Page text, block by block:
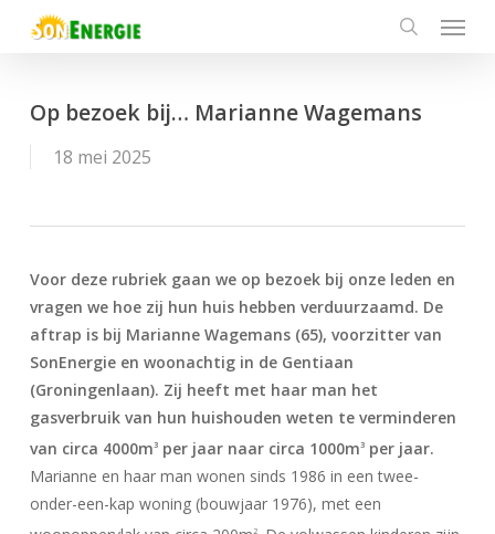
Menu
Op bezoek bij… Marianne Wagemans
18 mei 2025
Voor deze rubriek gaan we op bezoek bij onze leden en
vragen we hoe zij hun huis hebben verduurzaamd. De
aftrap is bij Marianne Wagemans (65), voorzitter van
SonEnergie en woonachtig in de Gentiaan
(Groningenlaan). Zij heeft met haar man het
gasverbruik van hun huishouden weten te verminderen
van circa 4000m3per jaar naar circa 1000m3per jaar.
Marianne en haar man wonen sinds 1986 in een twee-
onder-een-kap woning (bouwjaar 1976), met een
2